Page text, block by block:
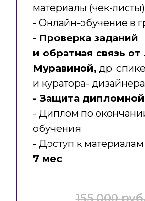
155 000
материалы (чек-листы)
- Онлайн-обучение в
- Проверка заданий
и обратная связь
Муравиной, др.
и куратора- дизайнера
- Защита
- Диплом по
обучения
- Доступ к материалам
7 мес